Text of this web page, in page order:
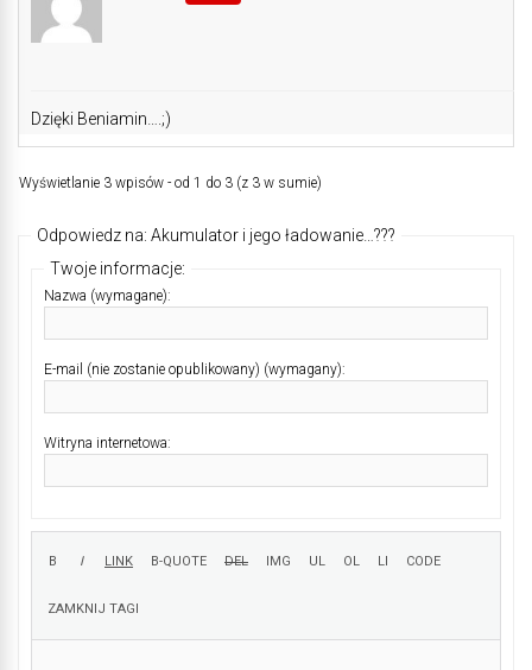
Dzięki Beniamin….;)
Wyświetlanie 3 wpisów - od 1 do 3 (z 3 w sumie)
Odpowiedz na: Akumulator i jego ładowanie…???
Twoje informacje:
Nazwa (wymagane):
E-mail (nie zostanie opublikowany) (wymagany):
Witryna internetowa: